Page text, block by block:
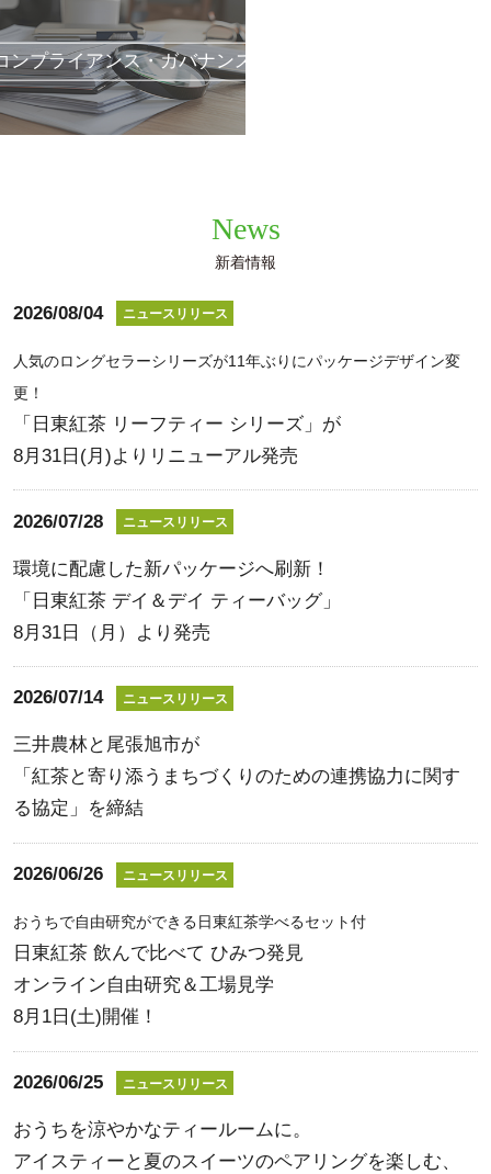
ンプライアンス・ガバナンス
News
新着情報
2026/08/04 ニュースリリース
人気のロングセラーシリーズが11年ぶりにパッケージデザイン変
更！
「日東紅茶 リーフティー シリーズ」が
8月31日(月)よりリニューアル発売
2026/07/28 ニュースリリース
環境に配慮した新パッケージへ刷新！
「日東紅茶 デイ＆デイ ティーバッグ」
8月31日（月）より発売
2026/07/14 ニュースリリース
三井農林と尾張旭市が
「紅茶と寄り添うまちづくりのための連携協力に関す
る協定」を締結
2026/06/26 ニュースリリース
おうちで自由研究ができる日東紅茶学べるセット付
日東紅茶 飲んで比べて ひみつ発見
オンライン自由研究＆工場見学
8月1日(土)開催！
2026/06/25 ニュースリリース
おうちを涼やかなティールームに。
アイスティーと夏のスイーツのペアリングを楽しむ、